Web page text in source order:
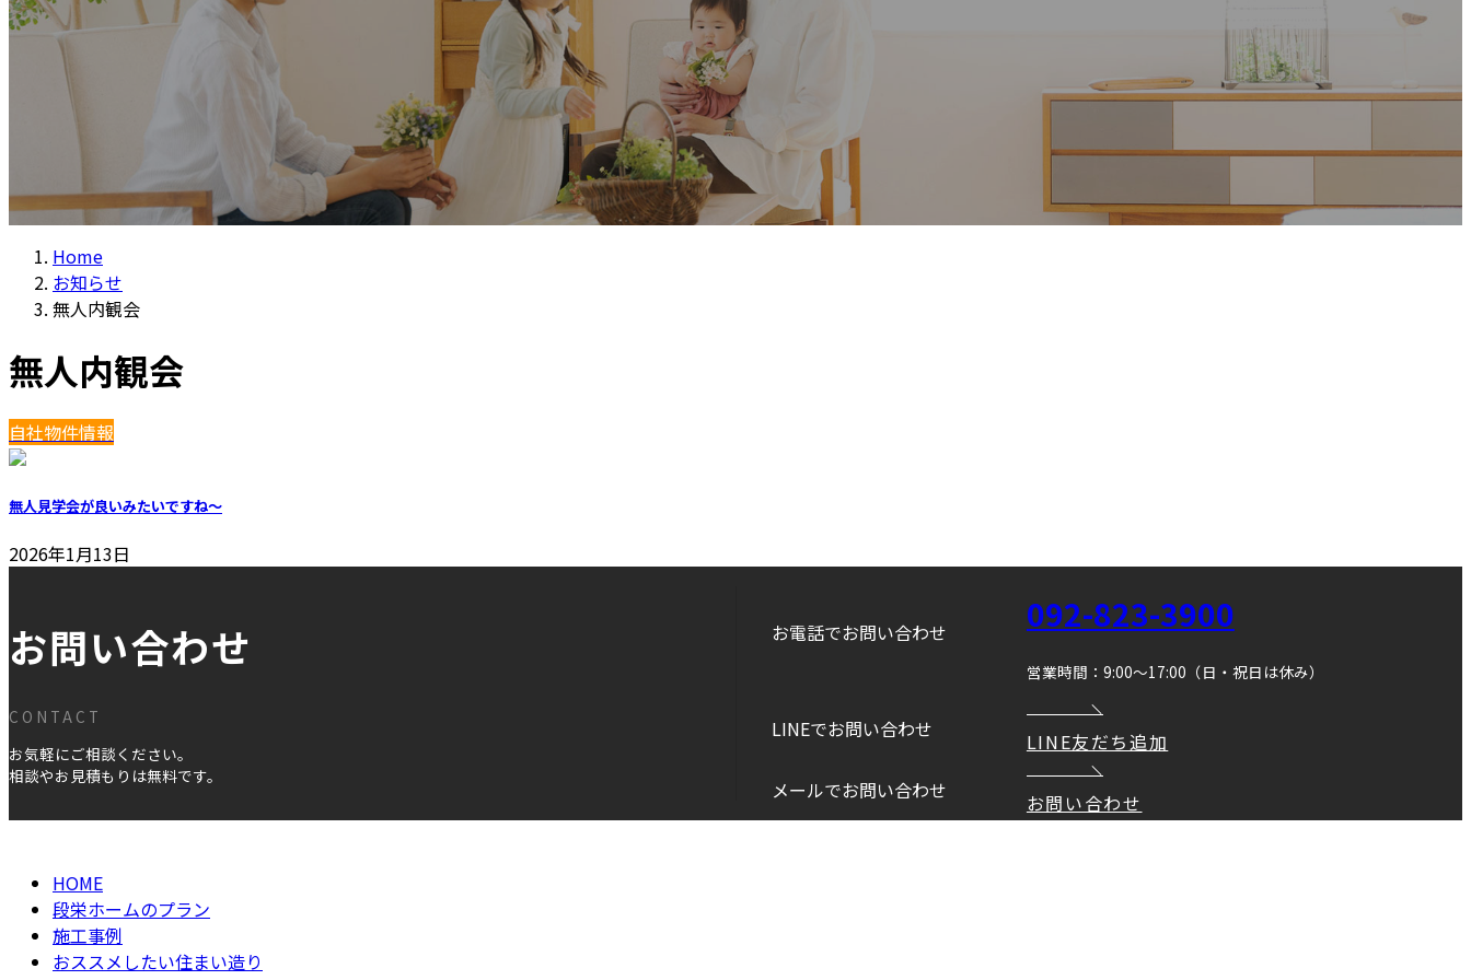
Home
お知らせ
無人内観会
無人内観会
自社物件情報
無人見学会が良いみたいですね～
2026年1月13日
お問い合わせ
CONTACT
お気軽にご相談ください。
相談やお見積もりは無料です。
お電話でお問い合わせ 092-823-3900
営業時間：9:00～17:00（日・祝日は休み）
LINEでお問い合わせ
LINE友だち追加
メールでお問い合わせ
お問い合わせ
HOME
段栄ホームのプラン
施工事例
おススメしたい住まい造り